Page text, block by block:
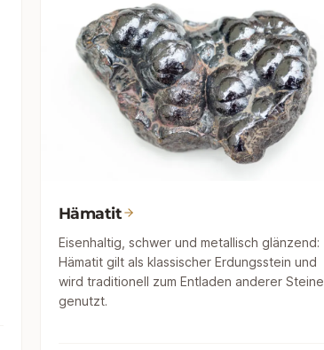
Hämatit
Eisenhaltig, schwer und metallisch glänzend:
Hämatit gilt als klassischer Erdungsstein und
wird traditionell zum Entladen anderer Steine
genutzt.